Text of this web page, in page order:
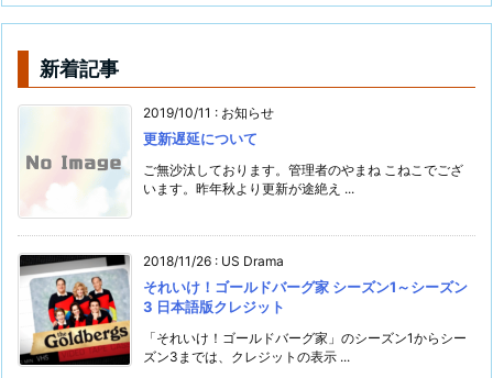
新着記事
2019/10/11 : お知らせ
更新遅延について
ご無沙汰しております。管理者のやまね こねこでござ
います。昨年秋より更新が途絶え ...
2018/11/26 : US Drama
それいけ！ゴールドバーグ家 シーズン1～シーズン
3 日本語版クレジット
「それいけ！ゴールドバーグ家」のシーズン1からシー
ズン3までは、クレジットの表示 ...